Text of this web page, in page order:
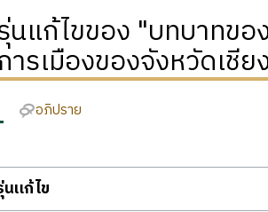
นแก้ไขของ "บทบาทข
รเมืองของจังหวัดเชีย
อภิปราย
แก้ไข